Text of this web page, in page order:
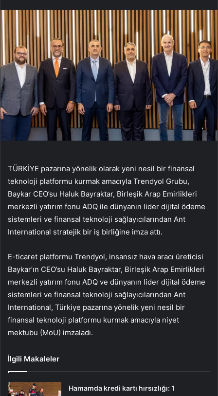
TÜRKİYE pazarına yönelik olarak yeni nesil bir finansal
teknoloji platformu kurmak amacıyla Trendyol Grubu,
Baykar CEO’su Haluk Bayraktar, Birleşik Arap Emirlikleri
merkezli yatırım fonu ADQ ile dünyanın lider dijital ödeme
sistemleri ve finansal teknoloji sağlayıcılarından Ant
International stratejik bir iş birliğine imza attı.
E-ticaret platformu Trendyol, insansız hava aracı üreticisi
Baykar’ın CEO’su Haluk Bayraktar, Birleşik Arap Emirlikleri
merkezli yatırım fonu ADQ ve dünyanın lider dijital ödeme
sistemleri ve finansal teknoloji sağlayıcılarından Ant
International, Türkiye pazarına yönelik yeni nesil bir
finansal teknoloji platformu kurmak amacıyla niyet
mektubu (MoU) imzaladı.
İlgili Makaleler
Hamamda kredi kartı hırsızlığı: 1